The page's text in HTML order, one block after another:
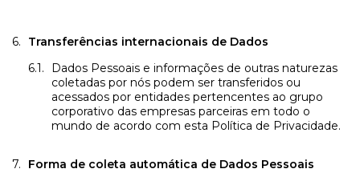
Transferências internacionais de Dados
Dados Pessoais e informações de outras naturezas
coletadas por nós podem ser transferidos ou
acessados por entidades pertencentes ao grupo
corporativo das empresas parceiras em todo o
mundo de acordo com esta Política de Privacidade.
Forma de coleta automática de Dados Pessoais